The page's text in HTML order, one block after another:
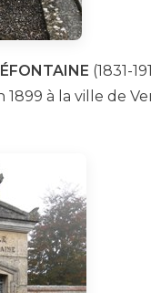
(1831-
à la ville de